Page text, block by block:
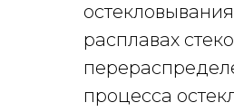
расплавах
процесса